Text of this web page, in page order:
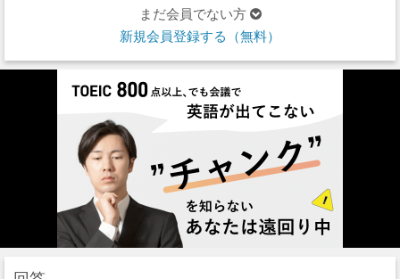
まだ会員でない方
新規会員登録する（無料）